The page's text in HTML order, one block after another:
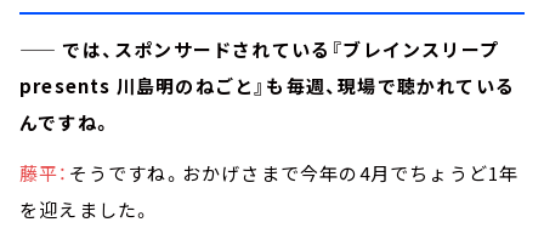
—— では、スポンサードされている『ブレインスリープ
presents 川島明のねごと』も毎週、現場で聴かれている
んですね。
藤平： そうですね。おかげさまで今年の4月でちょうど1年
を迎えました。